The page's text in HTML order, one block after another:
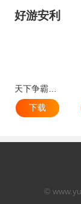
好游安利
天下争霸三国志
下载
©